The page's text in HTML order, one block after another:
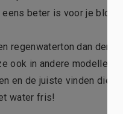
beter is voor je
regenwaterton dan denk
ook in andere modellen
en de juiste vinden die
water fris!